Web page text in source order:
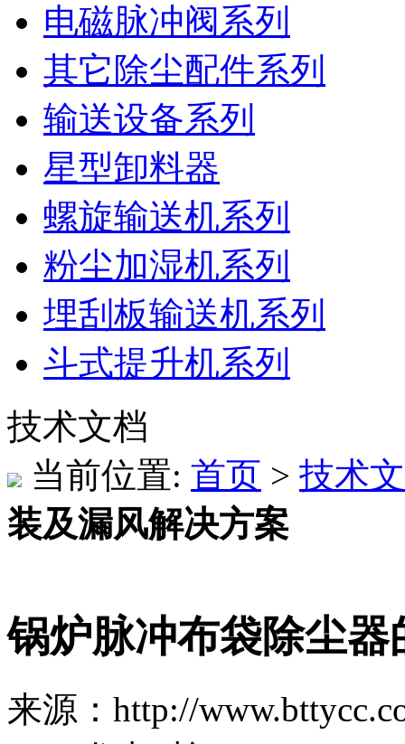
电磁脉冲阀系列
其它除尘配件系列
输送设备系列
星型卸料器
螺旋输送机系列
粉尘加湿机系列
埋刮板输送机系列
斗式提升机系列
技术文档
当前位置: 首页 > 技术
装及漏风解决方案
锅炉脉冲布袋除尘
来源：http://